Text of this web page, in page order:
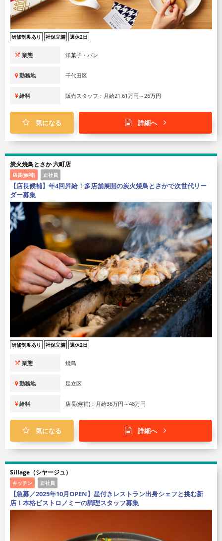
研修制度あり 社保完備 週休2日
業態 洋菓子・パン
勤務地 千代田区
給料 販売スタッフ：月給21.61万円～26万円
気になる 詳細へ
炭⽕焼⿃とさか 六町店
店長(候補) 正社員
【店長候補】年4回昇給！多店舗展開の炭火焼鳥とさかで次世代リー
ダー募集
研修制度あり 社保完備 週休2日
業態 焼鳥
勤務地 足立区
給料 店長(候補)：月給36万円～48万円
気になる 詳細へ
Sillage（シヤージュ）
キッチン 正社員
【急募／2025年10月OPEN】星付きレストラン出身シェフと挑む新
店！本格ビストロノミーの調理スタッフ募集